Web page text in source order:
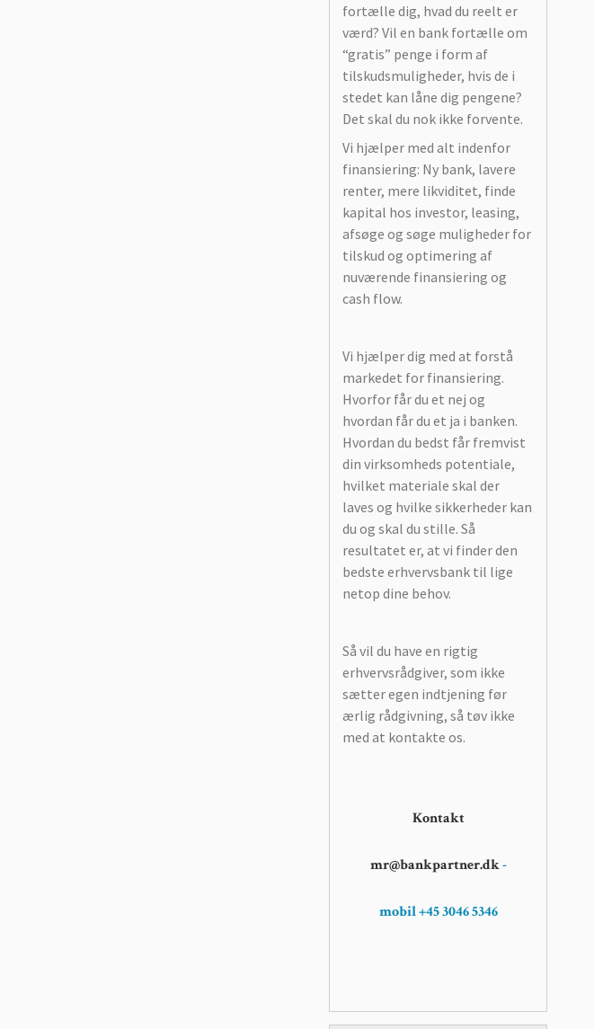
fortælle dig, hvad du reelt er
værd? Vil en bank fortælle om
“gratis” penge i form af
tilskudsmuligheder, hvis de i
stedet kan låne dig pengene?
Det skal du nok ikke forvente.
Vi hjælper med alt indenfor
finansiering: Ny bank, lavere
renter, mere likviditet, finde
kapital hos investor, leasing,
afsøge og søge muligheder for
tilskud og optimering af
nuværende finansiering og
cash flow.
Vi hjælper dig med at forstå
markedet for finansiering.
Hvorfor får du et nej og
hvordan får du et ja i banken.
Hvordan du bedst får fremvist
din virksomheds potentiale,
hvilket materiale skal der
laves og hvilke sikkerheder kan
du og skal du stille. Så
resultatet er, at vi finder den
bedste erhvervsbank til lige
netop dine behov.
Så vil du have en rigtig
erhvervsrådgiver, som ikke
sætter egen indtjening før
ærlig rådgivning, så tøv ikke
med at kontakte os.
Kontakt
mr@bankpartner.dk-
mobil +45 3046 5346